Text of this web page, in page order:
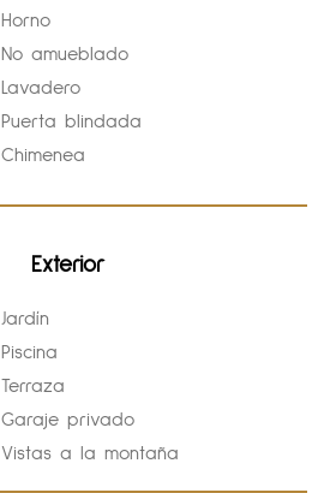
Horno
No amueblado
Lavadero
Puerta blindada
Chimenea
Exterior
Jardín
Piscina
Terraza
Garaje privado
Vistas a la montaña